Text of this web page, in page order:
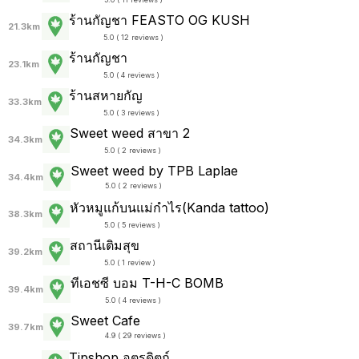
21.3km ร้านกัญชา FEASTO OG KUSH
5.0 ( 12 reviews )
23.1km ร้านกัญชา
5.0 ( 4 reviews )
33.3km ร้านสหายกัญ
5.0 ( 3 reviews )
34.3km Sweet weed สาขา 2
5.0 ( 2 reviews )
34.4km Sweet weed by TPB Laplae
5.0 ( 2 reviews )
38.3km หัวหมูแก้บนแม่กำไร(Kanda tattoo)
5.0 ( 5 reviews )
39.2km สถานีเติมสุข
5.0 ( 1 review )
39.4km ทีเอชซี บอม T-H-C BOMB
5.0 ( 4 reviews )
39.7km Sweet Cafe
4.9 ( 29 reviews )